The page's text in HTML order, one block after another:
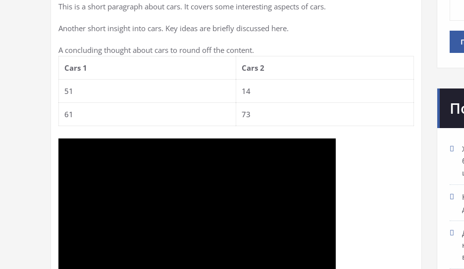
This is a short paragraph about cars. It covers some interesting aspects of cars.
Another short insight into cars. Key ideas are briefly discussed here.
A concluding thought about cars to round off the content.
Cars 1
Cars 2
51 14
61 73